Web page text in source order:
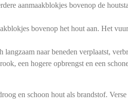
aanmaakblokjes bovenop de
bovenop het hout aan. Het
langzaam naar beneden verplaatst,
een hogere opbrengst en een
en schoon hout als brandstof.